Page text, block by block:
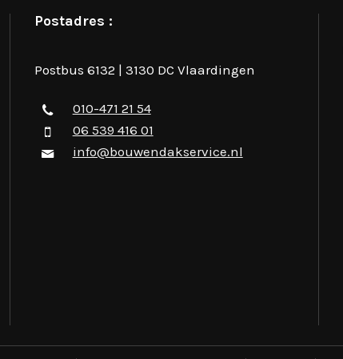
Postadres :
Postbus 6132 | 3130 DC Vlaardingen
010-471 21 54
06 539 416 01
info@bouwendakservice.nl